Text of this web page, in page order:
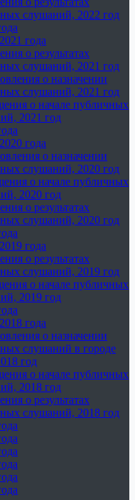
слушаний, 2022 год
года
о результатах
слушаний, 2021 год
о назначении
слушаний, 2021 год
о начале публичных
2021 год
года
о назначении
слушаний, 2020 год
о начале публичных
2020 год
о результатах
слушаний, 2020 год
года
о результатах
слушаний, 2019 год
о начале публичных
2019 год
года
о назначении
слушаний в городе
год
о начале публичных
2018 год
о результатах
слушаний, 2018 год